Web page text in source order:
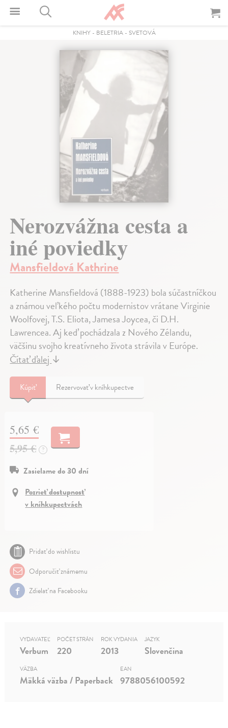
KNIHY- BELETRIA- SVETOVÁ
Nerozvážna cesta a
iné poviedky
Mansfieldová Kathrine
Katherine Mansfieldová (1888-1923) bola súčastníčkou
a známou veľkého počtu modernistov vrátane Virginie
Woolfovej, T.S. Eliota, Jamesa Joycea, či D.H.
Lawrencea. Aj keď pochádzala z Nového Zélandu,
väčšinu svojho kreatívneho života strávila v Európe.
Čítať ďalej↓
Kúpiť Rezervovať v kníhkupectve
5,65 €
5,95 €
?
Zasielame do 30 dní
Pozrieť dostupnosť
v kníhkupectvách
Pridať do wishlistu
Odporučiť známemu
Zdielať na Facebooku
VYDAVATEĽ
Verbum
POČET STRÁN
220
ROK VYDANIA
2013
JAZYK
Slovenčina
VÄZBA
Mäkká väzba / Paperback
EAN
9788056100592